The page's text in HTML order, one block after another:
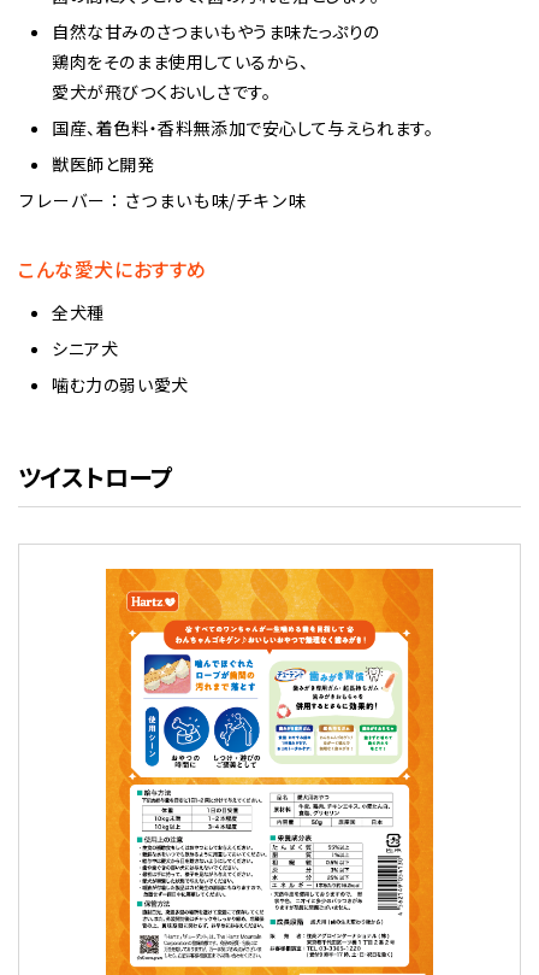
自然な甘みのさつまいもやうま味たっぷりの
鶏肉をそのまま使用しているから、
愛犬が飛びつくおいしさです。
国産、着色料・香料無添加で安心して与えられます。
獣医師と開発
フレーバー：さつまいも味/チキン味
こんな愛犬におすすめ
全犬種
シニア犬
噛む力の弱い愛犬
ツイストロープ